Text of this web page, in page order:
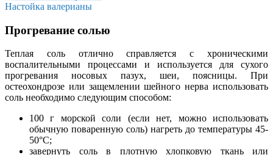
Настойка валерианы
Прогревание солью
Теплая соль отлично справляется с хроническими
воспалительными процессами и используется для сухого
прогревания носовых пазух, шеи, поясницы. При
остеохондрозе или защемлении шейного нерва использовать
соль необходимо следующим способом:
100 г морской соли (если нет, можно использовать
обычную поваренную соль) нагреть до температуры 45-
50°С;
завернуть соль в плотную хлопковую ткань или